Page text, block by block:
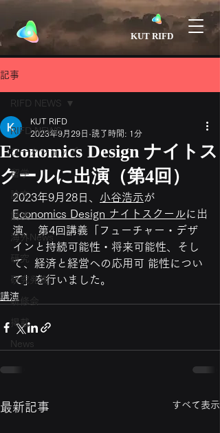
​KUT RIFD
記事
RIFD NEWS
ワークショップ
留学
論文
講演
海外News
研究
研究発表
研修会
掲載
News
RIFD NEWS
Economics Design ナイトス
クールに出演（第4回）
KUT RIFD
2023年9月29日 読了時間: 1分
2023年9月28日、 小谷浩示が
Economics Design ナイトスクールに出
演、 第4回講義「フューチャー・デザ
インと持続可能性・将来可能性、そし
て、経済と経営への応用可 能性につい
て」を行いました。
講演
最新記事 すべて表示